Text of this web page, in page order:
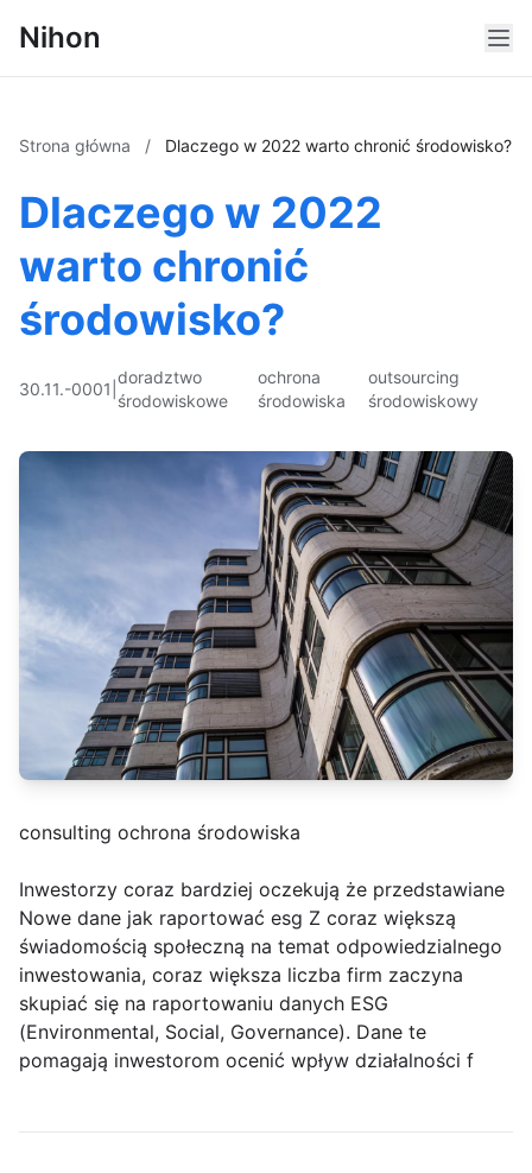
Nihon
Strona główna / Dlaczego w 2022 warto chronić środowisko?
Dlaczego w 2022
warto chronić
środowisko?
30.11.-0001
doradztwo
środowiskowe
ochrona
środowiska
outsourcing
środowiskowy
consulting ochrona środowiska
Inwestorzy coraz bardziej oczekują że przedstawiane
Nowe dane jak raportować esg Z coraz większą
świadomością społeczną na temat odpowiedzialnego
inwestowania, coraz większa liczba firm zaczyna
skupiać się na raportowaniu danych ESG
(Environmental, Social, Governance). Dane te
pomagają inwestorom ocenić wpływ działalności f